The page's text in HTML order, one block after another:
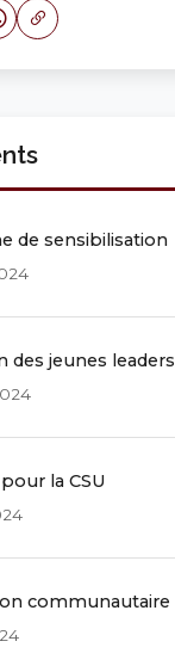
de sensibilisation
des jeunes leaders
la CSU
communautaire